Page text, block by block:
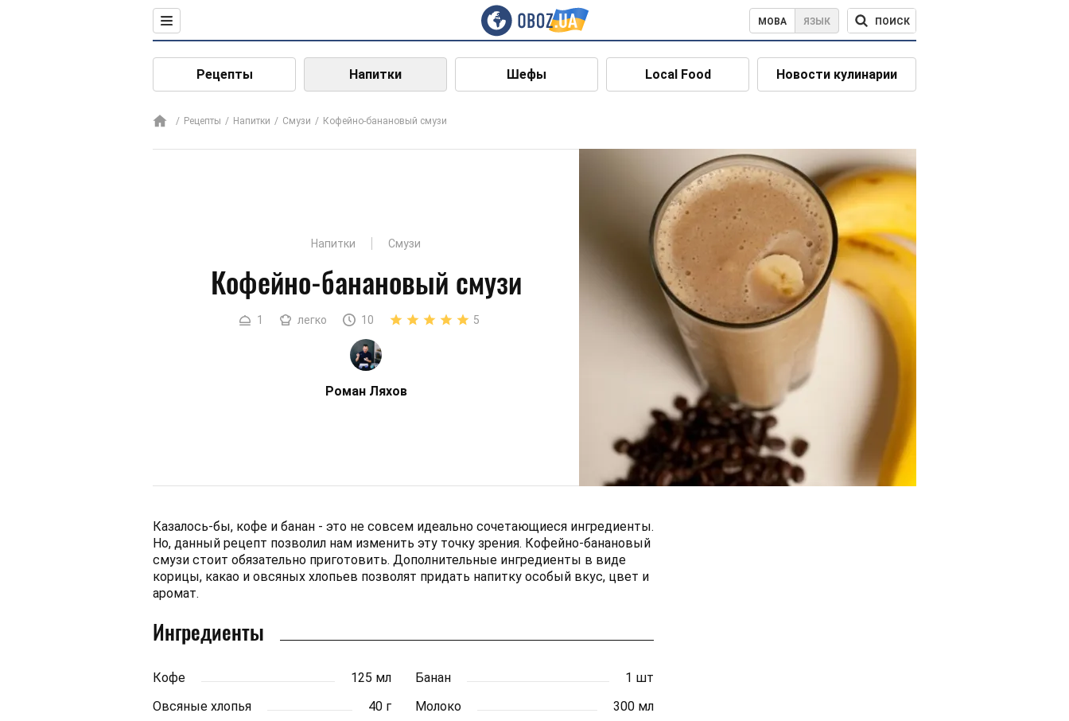
МОВА ЯЗЫК ПОИСК
Рецепты Напитки Шефы Local Food Новости кулинарии
Рецепты Напитки Смузи Кофейно-банановый смузи
Напитки Смузи
Кофейно-банановый смузи
1 легко 10 5
Роман Ляхов
Казалось-бы, кофе и банан - это не совсем идеально сочетающиеся ингредиенты.
Но, данный рецепт позволил нам изменить эту точку зрения. Кофейно-банановый
смузи стоит обязательно приготовить. Дополнительные ингредиенты в виде
корицы, какао и овсяных хлопьев позволят придать напитку особый вкус, цвет и
аромат.
Ингредиенты
Кофе 125 мл Банан
1 шт
Овсяные хлопья
40 г Молоко
300 мл